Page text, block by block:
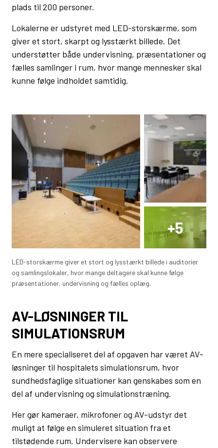
plads til 200 personer.
Lokalerne er udstyret med LED-storskærme, som
giver et stort, skarpt og lysstærkt billede. Det
understøtter både undervisning, præsentationer og
fælles samlinger i rum, hvor mange mennesker skal
kunne følge indholdet samtidig.
+5
LED-storskærme giver et stort og lysstærkt billede i auditorier
og samlingslokaler, hvor mange deltagere skal kunne følge
præsentationer, undervisning og fælles oplæg.
AV-LØSNINGER TIL
SIMULATIONSRUM
En mere specialiseret del af opgaven har været AV-
løsninger til hospitalets simulationsrum, hvor
sundhedsfaglige situationer kan genskabes som en
del af undervisning og simulationstræning.
Her gør kameraer, mikrofoner og AV-udstyr det
muligt at følge en simuleret situation fra et
tilstødende rum. Undervisere kan observere